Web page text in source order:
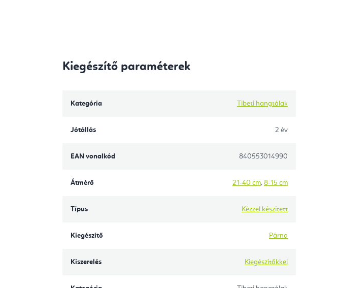
Kiegészítő paraméterek
Kategória Tibeti hangtálak
Jótállás 2 év
EAN vonalkód 840553014990
Átmérő 21-40 cm, 8-15 cm
Típus Kézzel készített
Kiegészítő Párna
Kiszerelés Kiegészítőkkel